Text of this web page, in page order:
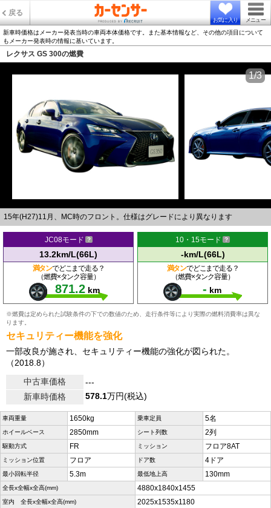
戻る
お気に入り メニュー
新車時価格はメーカー発表当時の車両本体価格です。また基本情報など、その他の項目について
もメーカー発表時の情報に基いています。
レクサス GS 300の燃費
15年(H27)11月、MC時のフロント。仕様はグレードにより異なります
1/3
JC08モード
13.2km/L(66L)
満タンでどこまで走る？
（燃費×タンク容量）
871.2 km
10・15モード
-km/L(66L)
満タンでどこまで走る？
（燃費×タンク容量）
- km
※燃費は定められた試験条件の下での数値のため、走行条件等により実際の燃料消費率は異な
ります。
セキュリティー機能を強化
一部改良が施され、セキュリティー機能の強化が図られた。
（2018.8）
中古車価格
---
新車時価格
578.1万円(税込)
車両重量 1650kg 乗車定員 5名
ホイールベース 2850mm シート列数 2列
駆動方式 FR ミッション フロア8AT
ミッション位置 フロア ドア数 4ドア
最小回転半径 5.3m 最低地上高 130mm
全長x全幅x全高(mm) 4880x1840x1455
室内 全長x全幅x全高(mm) 2025x1535x1180